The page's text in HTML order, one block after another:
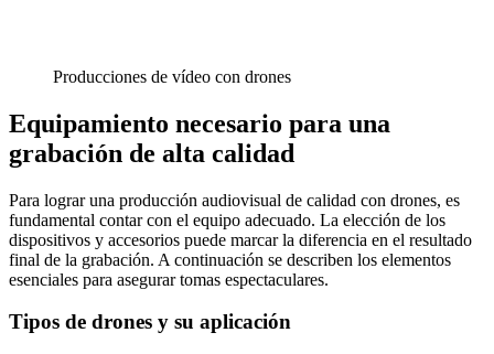
Producciones de vídeo con drones
Equipamiento necesario para una
grabación de alta calidad
Para lograr una producción audiovisual de calidad con drones, es
fundamental contar con el equipo adecuado. La elección de los
dispositivos y accesorios puede marcar la diferencia en el resultado
final de la grabación. A continuación se describen los elementos
esenciales para asegurar tomas espectaculares.
Tipos de drones y su aplicación